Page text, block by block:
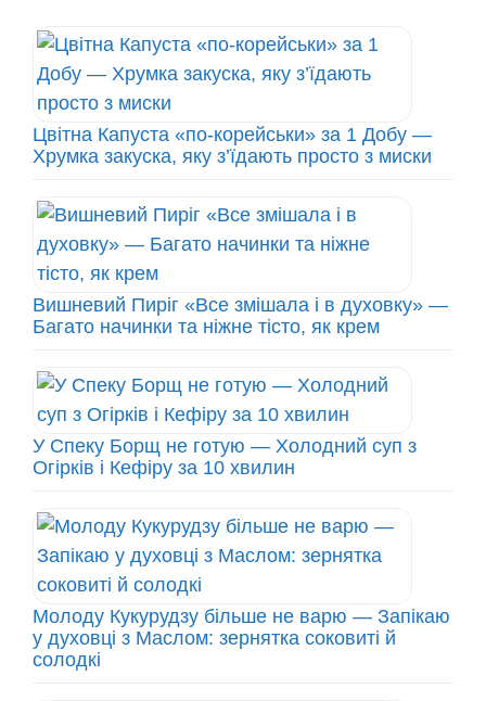
Цвітна Капуста «по-корейськи» за 1 Добу —
Хрумка закуска, яку з’їдають просто з миски
Вишневий Пиріг «Все змішала і в духовку» —
Багато начинки та ніжне тісто, як крем
У Спеку Борщ не готую — Холодний суп з
Огірків і Кефіру за 10 хвилин
Молоду Кукурудзу більше не варю — Запікаю
у духовці з Маслом: зернятка соковиті й
солодкі